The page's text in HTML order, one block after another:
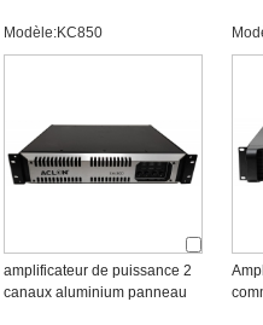
Modèle:KC850
amplificateur de puissance 2
canaux aluminium panneau